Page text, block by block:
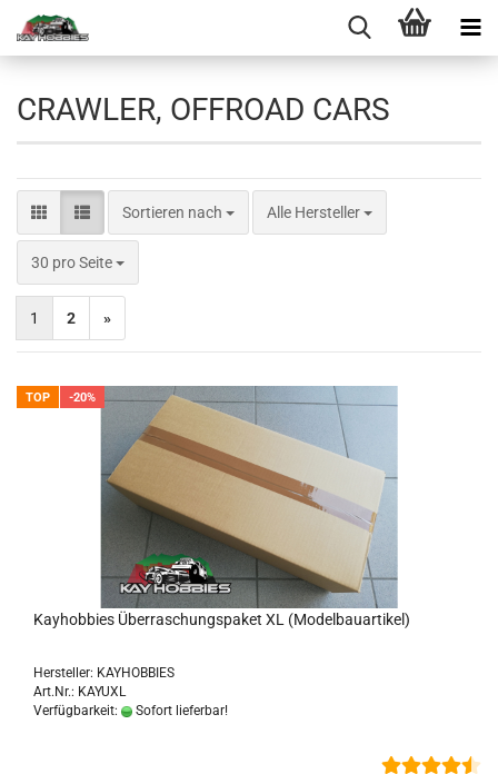
CRAWLER, OFFROAD CARS
Sortieren nach
Sortieren nach Alle Hersteller
30 pro Seite
pro Seite
1 2 »
TOP -20%
Kayhobbies Überraschungspaket XL (Modelbauartikel)
Hersteller: KAYHOBBIES
Art.Nr.: KAYUXL
Verfügbarkeit:
Sofort lieferbar!